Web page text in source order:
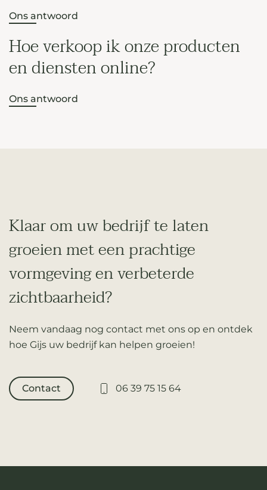
Ons antwoord
Hoe verkoop ik onze producten
en diensten online?
Ons antwoord
Klaar om uw bedrijf te laten
groeien met een prachtige
vormgeving en verbeterde
zichtbaarheid?
Neem vandaag nog contact met ons op en ontdek
hoe Gijs uw bedrijf kan helpen groeien!
Contact 06 39 75 15 64